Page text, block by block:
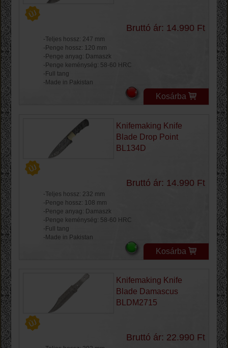
Bruttó ár: 14.990 Ft
-Teljes hossz: 247 mm
-Penge hossz: 120 mm
-Penge anyag: Damaszk
-Penge keménység: 58-60 HRC
-Full tang
-Made in Pakistan
Kosárba
Knifemaking Knife
Blade Drop Point
BL134D
Bruttó ár: 14.990 Ft
-Teljes hossz: 232 mm
-Penge hossz: 108 mm
-Penge anyag: Damaszk
-Penge keménység: 58-60 HRC
-Full tang
-Made in Pakistan
Kosárba
Knifemaking Knife
Blade Damascus
BLDM2715
Bruttó ár: 22.990 Ft